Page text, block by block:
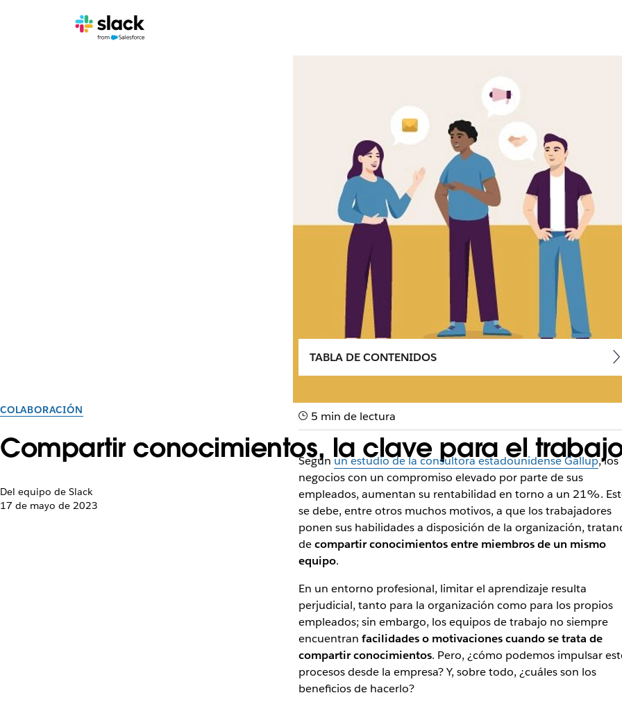
COLABORACIÓN
Compartir conocimientos, la clave para el
Del equipo de Slack
17 de mayo de 2023
TABLA DE CONTENIDOS
5 min de lectura
Según un estudio de la consultora estadounidense Gallup, los
negocios con un compromiso elevado por parte de sus
empleados, aumentan su rentabilidad en torno a un 21%.
se debe, entre otros muchos motivos, a que los trabajadores
ponen sus habilidades a disposición de la organización,
decompartir conocimientos entre miembros de un mismo
equipo.
En un entorno profesional, limitar el aprendizaje resulta
perjudicial, tanto para la organización como para los propios
empleados; sin embargo, los equipos de trabajo no siempre
encuentran facilidades o motivaciones cuando se trata de
compartir conocimientos. Pero, ¿cómo podemos impulsar
procesos desde la empresa? Y, sobre todo, ¿cuáles son los
beneficios de hacerlo?